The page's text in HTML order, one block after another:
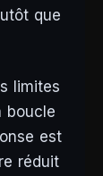
que
limites
boucle
est
réduit